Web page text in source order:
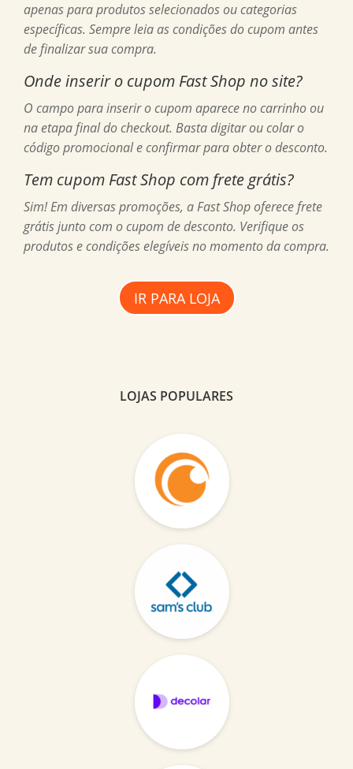
apenas para produtos selecionados ou categorias
específicas. Sempre leia as condições do cupom antes
de finalizar sua compra.
Onde inserir o cupom Fast Shop no site?
O campo para inserir o cupom aparece no carrinho ou
na etapa final do checkout. Basta digitar ou colar o
código promocional e confirmar para obter o desconto.
Tem cupom Fast Shop com frete grátis?
Sim! Em diversas promoções, a Fast Shop oferece frete
grátis junto com o cupom de desconto. Verifique os
produtos e condições elegíveis no momento da compra.
IR PARA LOJA
LOJAS POPULARES